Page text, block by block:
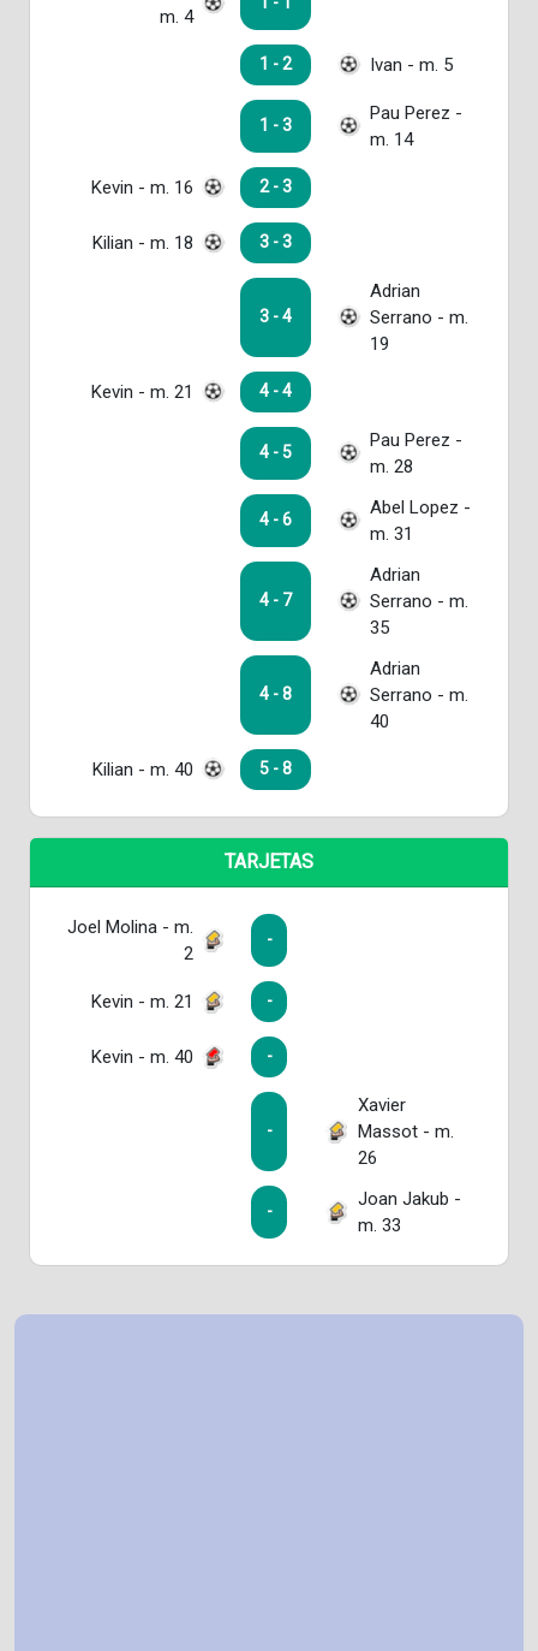
m. 4
1 - 2 Ivan - m. 5
1 - 3
Pau Perez -
m. 14
Kevin - m. 16 2 - 3
Kilian - m. 18 3 - 3
3 - 4
Adrian
Serrano - m.
19
Kevin - m. 21 4 - 4
4 - 5
Pau Perez -
m. 28
4 - 6
Abel Lopez -
m. 31
4 - 7
Adrian
Serrano - m.
35
4 - 8
Adrian
Serrano - m.
40
Kilian - m. 40 5 - 8
TARJETAS
Joel Molina - m.
2
-
Kevin - m. 21 -
Kevin - m. 40 -
-
Xavier
Massot - m.
26
-
Joan Jakub -
m. 33